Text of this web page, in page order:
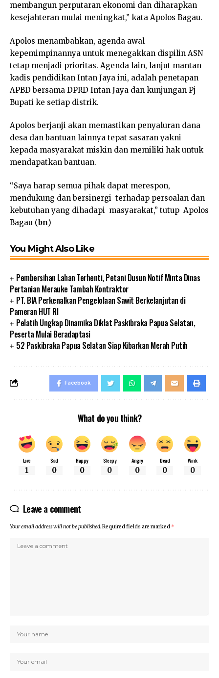
membangun perputaran ekonomi dan diharapkan
kesejahteran mulai meningkat,” kata Apolos Bagau.
Apolos menambahkan, agenda awal
kepemimpinannya untuk menegakkan dispilin ASN
tetap menjadi prioritas. Agenda lain, lanjut mantan
kadis pendidikan Intan Jaya ini, adalah penetapan
APBD bersama DPRD Intan Jaya dan kunjungan Pj
Bupati ke setiap distrik.
Apolos berjanji akan memastikan penyaluran dana
desa dan bantuan lainnya tepat sasaran yakni
kepada masyarakat miskin dan memiliki hak untuk
mendapatkan bantuan.
“Saya harap semua pihak dapat merespon,
mendukung dan bersinergi terhadap persoalan dan
kebutuhan yang dihadapi masyarakat,” tutup Apolos
Bagau (bn)
You Might Also Like
Pembersihan Lahan Terhenti, Petani Dusun Notif Minta Dinas
Pertanian Merauke Tambah Kontraktor
PT. BIA Perkenalkan Pengelolaan Sawit Berkelanjutan di
Pameran HUT RI
Pelatih Ungkap Dinamika Diklat Paskibraka Papua Selatan,
Peserta Mulai Beradaptasi
52 Paskibraka Papua Selatan Siap Kibarkan Merah Putih
Facebook
What do you think?
Love
1
Sad
0
Happy
0
Sleepy
0
Angry
0
Dead
0
Wink
0
Leave a comment
Your email address will not be published.Required fields are marked *